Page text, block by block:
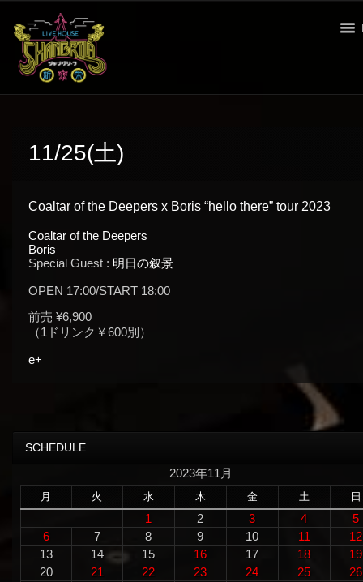
11/25(土)
Coaltar of the Deepers x Boris “hello there” tour 2023
Coaltar of the Deepers
Boris
Special Guest : 明日の叙景
OPEN 17:00/START 18:00
前売 ¥6,900
（1ドリンク￥600別）
e+
SCHEDULE
2023年11月
月 火 水 木 金 土 日
1 2 3 4
5
6
7 8 9 10 11
12
13
14 15 16 17 18
19
20
21 22 23 24 25
26